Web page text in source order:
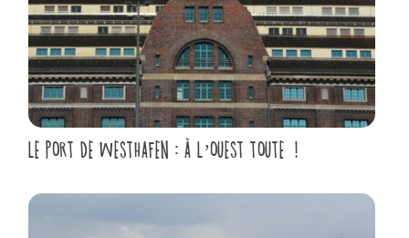
LE PORT DE WESTHAFEN : À L’OUEST TOUTE !